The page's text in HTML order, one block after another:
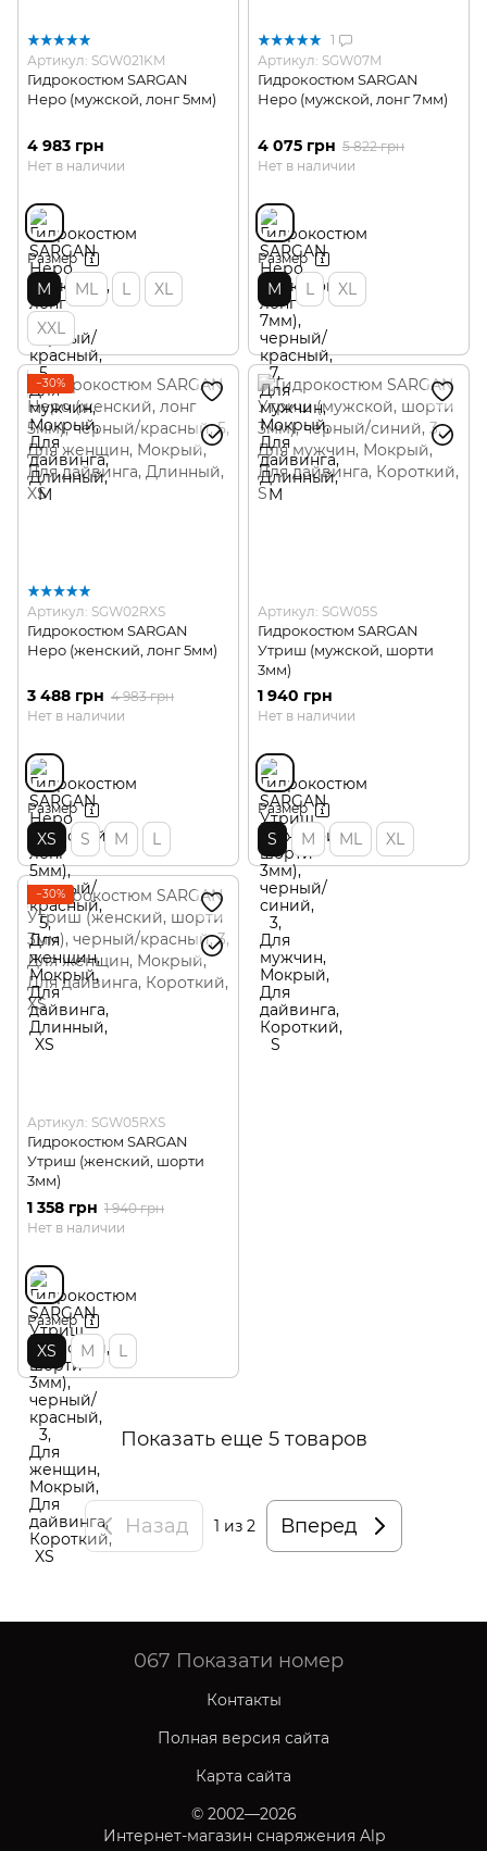
Артикул: SGW021KM
Гидрокостюм SARGAN
Неро (мужской, лонг 5мм)
4 983 грн
Нет в наличии
Размер
M ML L
XL
XXL
1
Артикул: SGW07M
Гидрокостюм SARGAN
Неро (мужской, лонг 7мм)
4 075 грн 5 822 грн
Нет в наличии
Размер
M L XL
−30%
Артикул: SGW02RXS
Гидрокостюм SARGAN
Неро (женский, лонг 5мм)
3 488 грн 4 983 грн
Нет в наличии
Размер
XS S M L
Артикул: SGW05S
Гидрокостюм SARGAN
Утриш (мужской, шорти
3мм)
1 940 грн
Нет в наличии
Размер
S M ML XL
−30%
Артикул: SGW05RXS
Гидрокостюм SARGAN
Утриш (женский, шорти
3мм)
1 358 грн 1 940 грн
Нет в наличии
Размер
XS M L
Показать еще 5 товаров
Назад 1 из 2 Вперед
067 Показати номер
Контакты
Полная версия сайта
Карта сайта
© 2002—2026
Интернет-магазин снаряжения Alp